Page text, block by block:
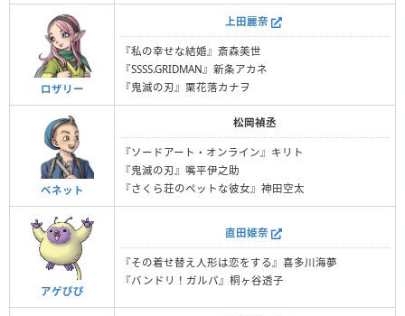
ロザリー
上田麗奈
『私の幸せな結婚』斎森美世
『SSSS.GRIDMAN』新条アカネ
『鬼滅の刃』栗花落カナヲ
ベネット
松岡禎丞
『ソードアート・オンライン』キリト
『鬼滅の刃』嘴平伊之助
『さくら荘のペットな彼女』神田空太
アゲぴぴ
直田姫奈
『その着せ替え人形は恋をする』喜多川海夢
『バンドリ！ガルパ』桐ヶ谷透子